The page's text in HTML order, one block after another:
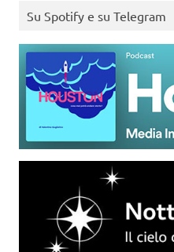
Su Spotify e su Telegram